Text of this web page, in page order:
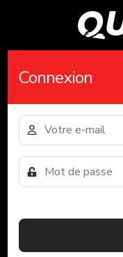
Connexion